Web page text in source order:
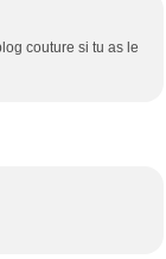
couture si tu as le